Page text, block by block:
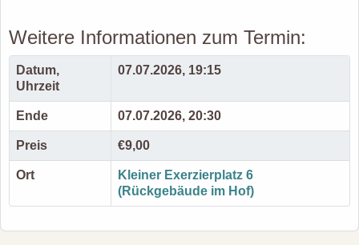
Weitere Informationen zum Termin:
Datum,
Uhrzeit
07.07.2026, 19:15
Ende 07.07.2026, 20:30
Preis €9,00
Ort
Kleiner Exerzierplatz 6
(Rückgebäude im Hof)